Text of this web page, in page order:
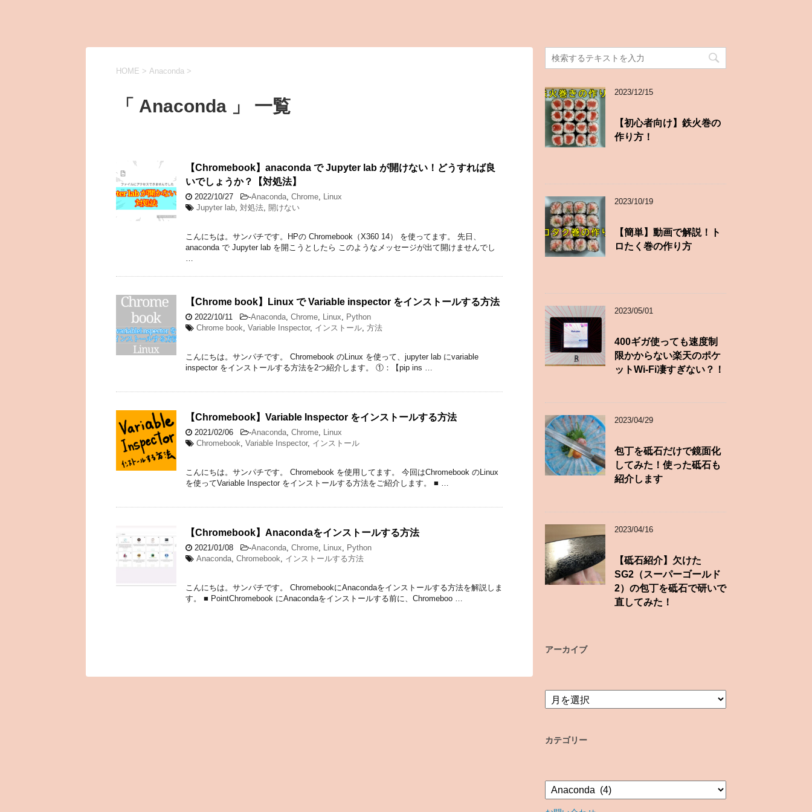
HOME > Anaconda >
「 Anaconda 」 一覧
【Chromebook】anaconda で Jupyter lab が開けない！どうすれば良
いでしょうか？【対処法】
2022/10/27 -Anaconda, Chrome, Linux
Jupyter lab, 対処法, 開けない
こんにちは。サンパチです。HPの Chromebook（X360 14） を使ってます。 先日、
anaconda で Jupyter lab を開こうとしたら このようなメッセージが出て開けませんでし
…
【Chrome book】Linux で Variable inspector をインストールする方法
2022/10/11 -Anaconda, Chrome, Linux, Python
Chrome book, Variable Inspector, インストール, 方法
こんにちは。サンパチです。 Chromebook のLinux を使って、jupyter lab にvariable
inspector をインストールする方法を2つ紹介します。 ①：【pip ins …
【Chromebook】Variable Inspector をインストールする方法
2021/02/06 -Anaconda, Chrome, Linux
Chromebook, Variable Inspector, インストール
こんにちは。サンパチです。 Chromebook を使用してます。 今回はChromebook のLinux
を使ってVariable Inspector をインストールする方法をご紹介します。 ■ …
【Chromebook】Anacondaをインストールする方法
2021/01/08 -Anaconda, Chrome, Linux, Python
Anaconda, Chromebook, インストールする方法
こんにちは。サンパチです。 ChromebookにAnacondaをインストールする方法を解説しま
す。 ■ PointChromebook にAnacondaをインストールする前に、Chromeboo …
2023/12/15
【初心者向け】鉄火巻の
作り方！
2023/10/19
【簡単】動画で解説！ト
ロたく巻の作り方
2023/05/01
400ギガ使っても速度制
限かからない楽天のポケ
ットWi-Fi凄すぎない？！
2023/04/29
包丁を砥石だけで鏡面化
してみた！使った砥石も
紹介します
2023/04/16
【砥石紹介】欠けた
SG2（スーパーゴールド
2）の包丁を砥石で研いで
直してみた！
アーカイブ
ア
ー
ブ
カテゴリー
カ
テ